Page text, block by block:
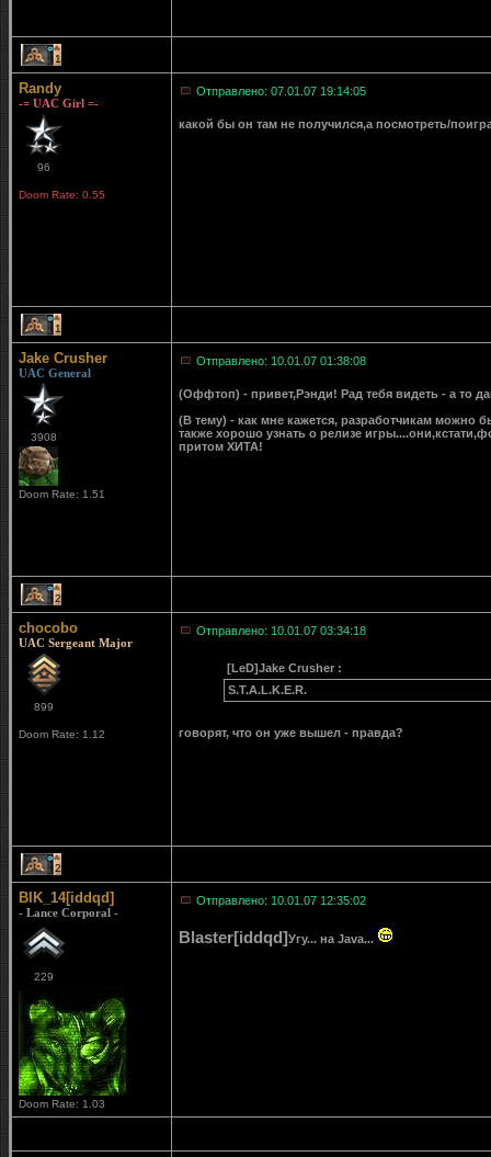
1
Randy
-= UAC Girl =-
96
Doom Rate: 0.55
Отправлено: 07.01.07 19:14:05
какой бы он там не получился,а посмотреть/
1
Jake Crusher
UAC General
3908
Doom Rate: 1.51
Отправлено: 10.01.07 01:38:08
(Оффтоп) - привет,Рэнди! Рад тебя видеть - а то
(В тему) - как мне кажется, разработчикам можно
также хорошо узнать о релизе
притом ХИТА!
2
chocobo
UAC Sergeant Major
899
Doom Rate: 1.12
Отправлено: 10.01.07 03:34:18
[LeD]Jake Crusher :
S.T.A.L.K.E.R.
говорят, что он уже вышел - правда?
2
BIK_14[iddqd]
- Lance Corporal -
229
Doom Rate: 1.03
Отправлено: 10.01.07 12:35:02
Blaster[iddqd]Угу... на Java...